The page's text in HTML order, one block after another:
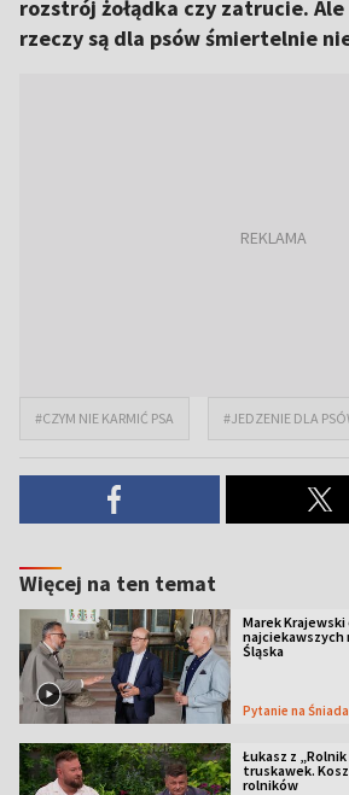
rozstrój żołądka czy zatrucie.
rzeczy są dla psów śmiertelnie
#CZYM NIE KARMIĆ PSA #JEDZENIE DLA
Więcej na ten temat
Marek
najciekawszych
Śląska
Pytanie na
Łukasz z
truskawek.
rolników